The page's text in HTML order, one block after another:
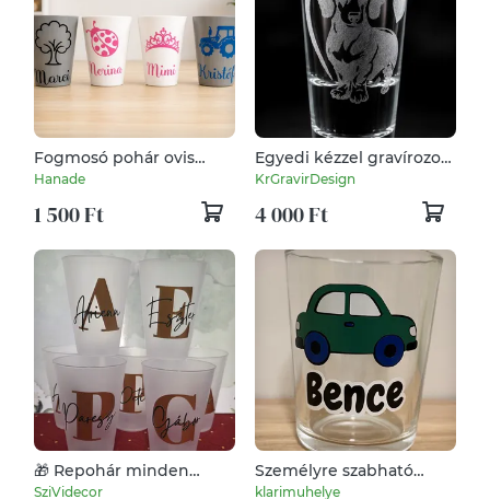
Fogmosó pohár ovis
jellel, névvel
Hanade
1 500 Ft
Egyedi kézzel gravírozott
tacskós üvegpohár –
Névvel is kérhető
KrGravirDesign
4 000 Ft
🎁 Repohár minden
alkalomra – egyedi
SziVidecor
Személyre szabható
névre szóló gyermek
klarimuhelye